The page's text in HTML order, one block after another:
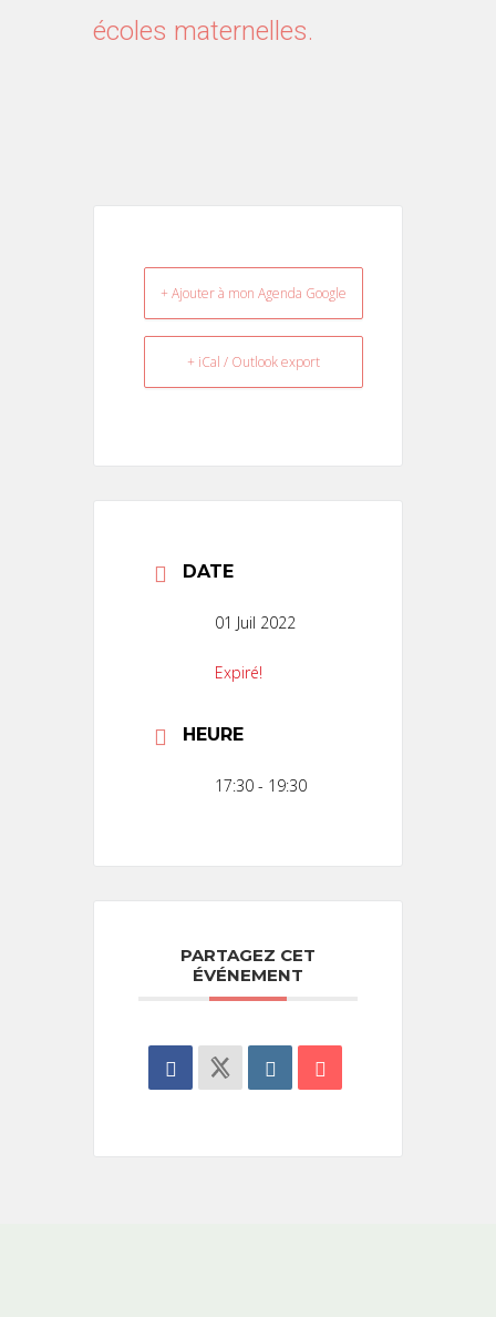
écoles maternelles.
+ Ajouter à mon Agenda Google
+ iCal / Outlook export
DATE
01 Juil 2022
Expiré!
HEURE
17:30 - 19:30
PARTAGEZ CET
ÉVÉNEMENT